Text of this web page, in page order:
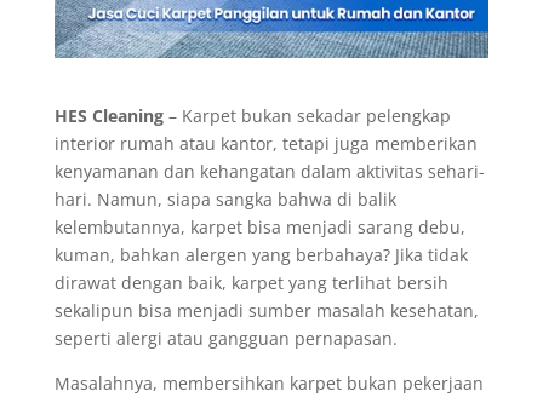
HES Cleaning– Karpet bukan sekadar pelengkap
interior rumah atau kantor, tetapi juga memberikan
kenyamanan dan kehangatan dalam aktivitas sehari-
hari. Namun, siapa sangka bahwa di balik
kelembutannya, karpet bisa menjadi sarang debu,
kuman, bahkan alergen yang berbahaya? Jika tidak
dirawat dengan baik, karpet yang terlihat bersih
sekalipun bisa menjadi sumber masalah kesehatan,
seperti alergi atau gangguan pernapasan.
Masalahnya, membersihkan karpet bukan pekerjaan